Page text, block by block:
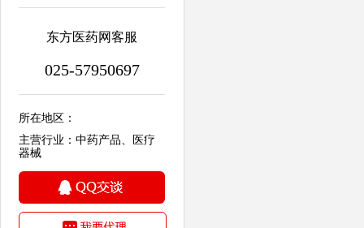
东方医药网客服
025-57950697
所在地区：
主营行业：中药产品、医疗
器械